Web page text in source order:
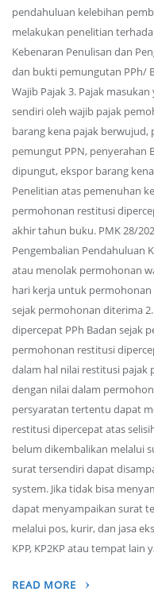
pendahuluan kelebihan
melakukan penelitian
Kebenaran Penulisan dan
dan bukti pemungutan PPh/
Wajib Pajak 3. Pajak
sendiri oleh wajib pajak
barang kena pajak berwujud,
pemungut PPN, penyerahan
dipungut, ekspor barang
Penelitian atas pemenuhan
permohonan restitusi
akhir tahun buku. PMK 28/
Pengembalian Pendahuluan
atau menolak permohonan
hari kerja untuk
sejak permohonan diterima
dipercepat PPh Badan sejak
permohonan restitusi
dalam hal nilai restitusi pajak
dengan nilai dalam
persyaratan tertentu dapat
restitusi dipercepat atas
belum dikembalikan melalui
surat tersendiri dapat
system. Jika tidak bisa
dapat menyampaikan surat
melalui pos, kurir, dan jasa
KPP, KP2KP atau tempat lain
READ MORE